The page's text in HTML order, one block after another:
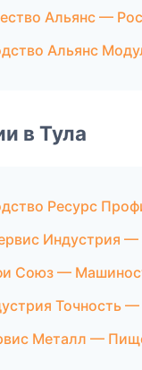
Альянс —
Альянс
в Тула
Ресурс
Индустрия
Союз —
Точность
Металл —